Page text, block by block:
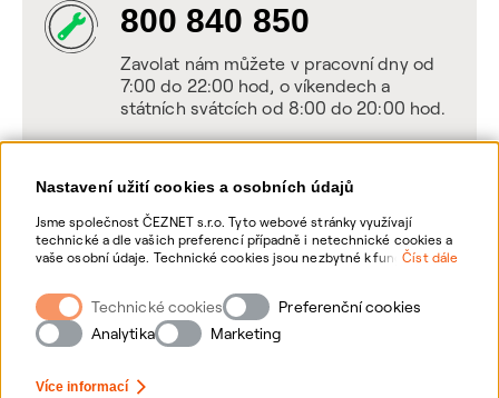
Nastavení užití cookies a osobních údajů
Jsme společnost ČEZNET s.r.o. Tyto webové stránky využívají
technické a dle vašich preferencí případně i netechnické cookies a
vaše osobní údaje. Technické cookies jsou nezbytné k fungování
webové stránky vašim preferencím, k personalizaci reklam a
analytice. Pro sběr a zpracování netechnických cookies a vašich
osobních údajů, nám můžete udělit souhlas. Bližší informace o
vašich právech, zpracování osobních údajů, včetně možnosti
Číst dále
Technické cookies
Preferenční cookies
Analytika
Marketing
Více informací
800 840 850
Zavolat nám můžete v pracovní dny od
7:00 do 22:00 hod, o víkendech a
státních svátcích od 8:00 do 20:00 hod.
Napište nám
POSLAT VZKAZ
Zanechte nám vzkaz online, my se vám
ozveme zpět